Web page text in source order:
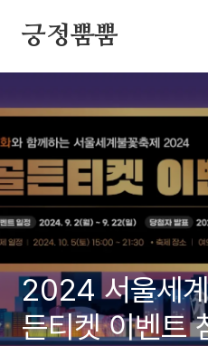
긍정뿜뿜
2024 서울세
든티켓 이벤트